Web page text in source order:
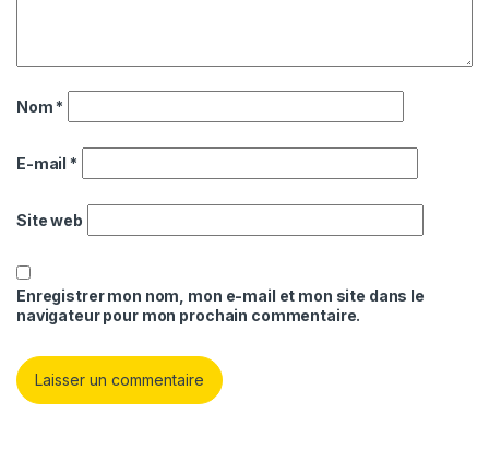
Nom *
E-mail *
Site web
Enregistrer mon nom, mon e-mail et mon site dans le
navigateur pour mon prochain commentaire.